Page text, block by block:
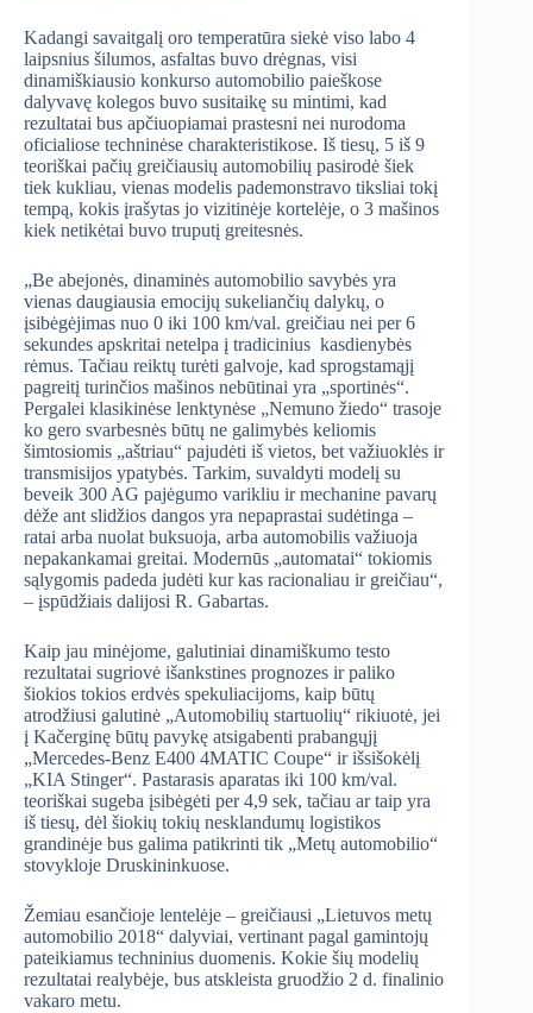
Kadangi savaitgalį oro temperatūra siekė viso labo 4
laipsnius šilumos, asfaltas buvo drėgnas, visi
dinamiškiausio konkurso automobilio paieškose
dalyvavę kolegos buvo susitaikę su mintimi, kad
rezultatai bus apčiuopiamai prastesni nei nurodoma
oficialiose techninėse charakteristikose. Iš tiesų, 5 iš 9
teoriškai pačių greičiausių automobilių pasirodė šiek
tiek kukliau, vienas modelis pademonstravo tiksliai tokį
tempą, kokis įrašytas jo vizitinėje kortelėje, o 3 mašinos
kiek netikėtai buvo truputį greitesnės.
„Be abejonės, dinaminės automobilio savybės yra
vienas daugiausia emocijų sukeliančių dalykų, o
įsibėgėjimas nuo 0 iki 100 km/val. greičiau nei per 6
sekundes apskritai netelpa į tradicinius kasdienybės
rėmus. Tačiau reiktų turėti galvoje, kad sprogstamąjį
pagreitį turinčios mašinos nebūtinai yra „sportinės“.
Pergalei klasikinėse lenktynėse „Nemuno žiedo“ trasoje
ko gero svarbesnės būtų ne galimybės keliomis
šimtosiomis „aštriau“ pajudėti iš vietos, bet važiuoklės ir
transmisijos ypatybės. Tarkim, suvaldyti modelį su
beveik 300 AG pajėgumo varikliu ir mechanine pavarų
dėže ant slidžios dangos yra nepaprastai sudėtinga –
ratai arba nuolat buksuoja, arba automobilis važiuoja
nepakankamai greitai. Modernūs „automatai“ tokiomis
sąlygomis padeda judėti kur kas racionaliau ir greičiau“,
– įspūdžiais dalijosi R. Gabartas.
Kaip jau minėjome, galutiniai dinamiškumo testo
rezultatai sugriovė išankstines prognozes ir paliko
šiokios tokios erdvės spekuliacijoms, kaip būtų
atrodžiusi galutinė „Automobilių startuolių“ rikiuotė, jei
į Kačerginę būtų pavykę atsigabenti prabangųjį
„Mercedes-Benz E400 4MATIC Coupe“ ir išsišokėlį
„KIA Stinger“. Pastarasis aparatas iki 100 km/val.
teoriškai sugeba įsibėgėti per 4,9 sek, tačiau ar taip yra
iš tiesų, dėl šiokių tokių nesklandumų logistikos
grandinėje bus galima patikrinti tik „Metų automobilio“
stovykloje Druskininkuose.
Žemiau esančioje lentelėje – greičiausi „Lietuvos metų
automobilio 2018“ dalyviai, vertinant pagal gamintojų
pateikiamus techninius duomenis. Kokie šių modelių
rezultatai realybėje, bus atskleista gruodžio 2 d. finalinio
vakaro metu.